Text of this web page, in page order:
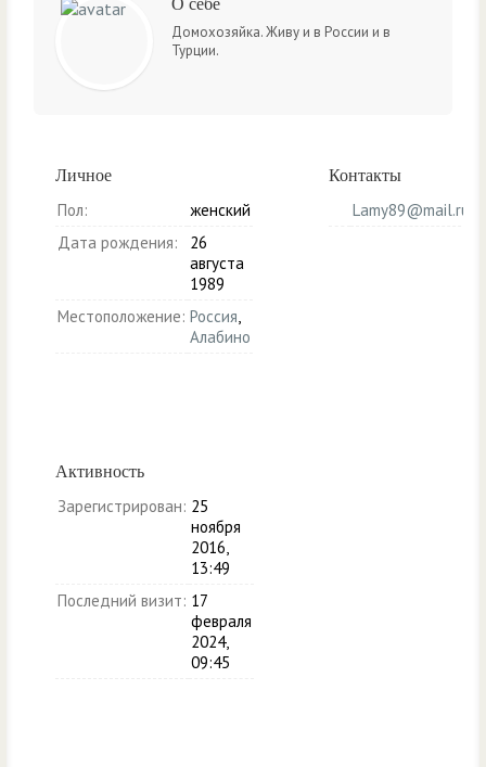
О себе
Домохозяйка. Живу и в России и в
Турции.
Личное
Пол:
женский
Дата рождения:
26
августа
1989
Местоположение: Россия,
Алабино
Активность
Зарегистрирован: 25
ноября
2016,
13:49
Последний визит: 17
февраля
2024,
09:45
Контакты
Lamy89@mail.ru